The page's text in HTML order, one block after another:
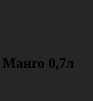
0,7л